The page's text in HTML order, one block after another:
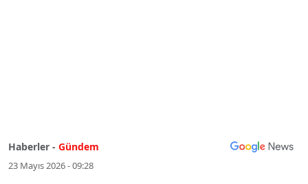
Haberler - Gündem
23 Mayıs 2026 - 09:28